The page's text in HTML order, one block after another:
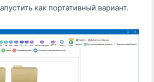
как портативный вариант.